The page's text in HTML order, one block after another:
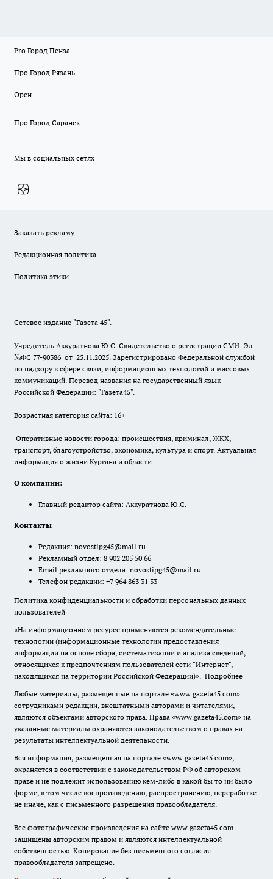
Pro Город Пенза
Про Город Рязань
Орен
Про Город Саранск
Мы в социальных сетях
Заказать рекламу
Редакционная политика
Политика этики
Сетевое издание "Газета 45".
Учредитель Аккуратнова Ю.С. Свидетельство о регистрации СМИ: Эл.
№ФС 77-90386 от 25.11.2025. Зарегистрировано Федеральной службой
по надзору в сфере связи, информационных технологий и массовых
коммуникаций. Перевод названия на государственный язык
Российской Федерации: "Газета45".
Возрастная категория сайта: 16+
Оперативные новости города: происшествия, криминал, ЖКХ,
транспорт, благоустройство, экономика, культура и спорт. Актуальная
информация о жизни Кургана и области.
О компании:
Главный редактор сайта: Аккуратнова Ю.С.
Контакты
Редакция: novostipg45@mail.ru
Рекламный отдел: 8 902 205 50 66
Email рекламного отдела: novostipg45@mail.ru
Телефон редакции: +7 964 863 31 33
Политика конфиденциальности и обработки персональных данных
пользователей
«На информационном ресурсе применяются рекомендательные
технологии (информационные технологии предоставления
информации на основе сбора, систематизации и анализа сведений,
относящихся к предпочтениям пользователей сети "Интернет",
находящихся на территории Российской Федерации)». Подробнее
Любые материалы, размещенные на портале «www.gazeta45.com»
сотрудниками редакции, внештатными авторами и читателями,
являются объектами авторского права. Права «www.gazeta45.com» на
указанные материалы охраняются законодательством о правах на
результаты интеллектуальной деятельности.
Вся информация, размещенная на портале «www.gazeta45.com»,
охраняется в соответствии с законодательством РФ об авторском
праве и не подлежит использованию кем-либо в какой бы то ни было
форме, в том числе воспроизведению, распространению, переработке
не иначе, как с письменного разрешения правообладателя.
Все фотографические произведения на сайте www.gazeta45.com
защищены авторским правом и являются интеллектуальной
собственностью. Копирование без письменного согласия
правообладателя запрещено.